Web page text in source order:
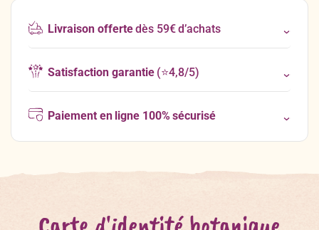
Livraison offertedès 59€ d’achats
Satisfaction garantie(⭐4,8/5)
Paiement en ligne 100% sécurisé